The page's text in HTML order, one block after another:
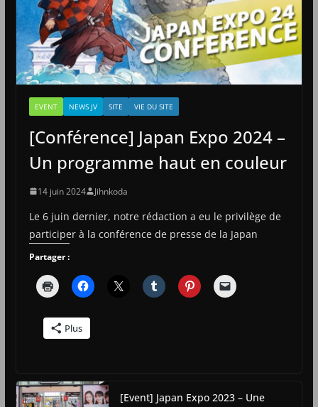
EVENT NEWS JV SITE VIE DU SITE
[Conférence] Japan Expo 2024 –
Un programme haut en couleur
14 juin 2024 Jihnkoda
Le 6 juin dernier, notre rédaction a eu le privilège de
participer à la conférence de presse de la Japan
Partager :
Plus
[Event] Japan Expo 2023 – Une